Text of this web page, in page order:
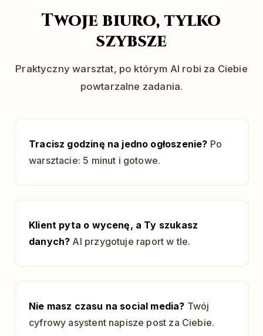
Twoje biuro, tylko
szybsze
Praktyczny warsztat, po którym AI robi za Ciebie
powtarzalne zadania.
Tracisz godzinę na jedno ogłoszenie? Po
warsztacie: 5 minut i gotowe.
Klient pyta o wycenę, a Ty szukasz
danych? AI przygotuje raport w tle.
Nie masz czasu na social media? Twój
cyfrowy asystent napisze post za Ciebie.